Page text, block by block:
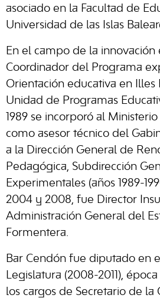
asociado en la Facultad de
Universidad de las Islas
En el campo de la innovación
Coordinador del Programa
Orientación educativa en Illes
Unidad de Programas
1989 se incorporó al
como asesor técnico del
a la Dirección General de
Pedagógica, Subdirección
Experimentales (años 1989-
2004 y 2008, fue Director
Administración General del
Formentera.
Bar Cendón fue diputado en
Legislatura (2008-2011),
los cargos de Secretario de la